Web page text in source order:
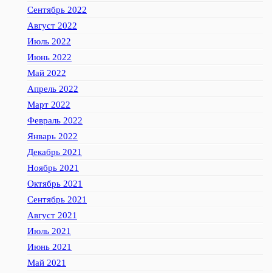
Сентябрь 2022
Август 2022
Июль 2022
Июнь 2022
Май 2022
Апрель 2022
Март 2022
Февраль 2022
Январь 2022
Декабрь 2021
Ноябрь 2021
Октябрь 2021
Сентябрь 2021
Август 2021
Июль 2021
Июнь 2021
Май 2021